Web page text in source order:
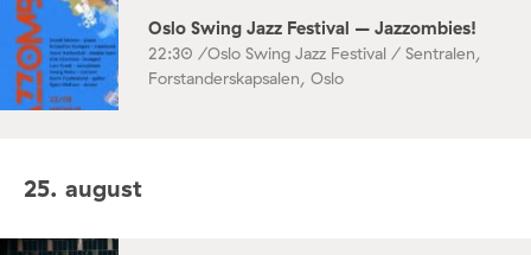
Oslo Swing Jazz Festival – Jazzombies!
22:30 /Oslo Swing Jazz Festival / Sentralen,
Forstanderskapsalen, Oslo
25. august